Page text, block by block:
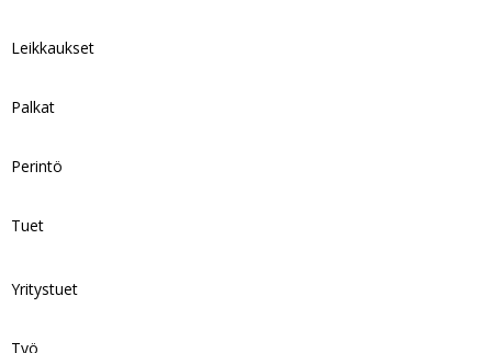
Leikkaukset
Palkat
Perintö
Tuet
Yritystuet
Työ